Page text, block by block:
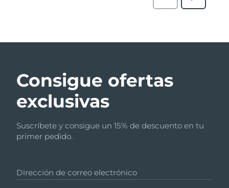
Consigue ofertas
exclusivas
Suscríbete y consigue un 15% de descuento en tu
primer pedido.
Dirección de correo electrónico